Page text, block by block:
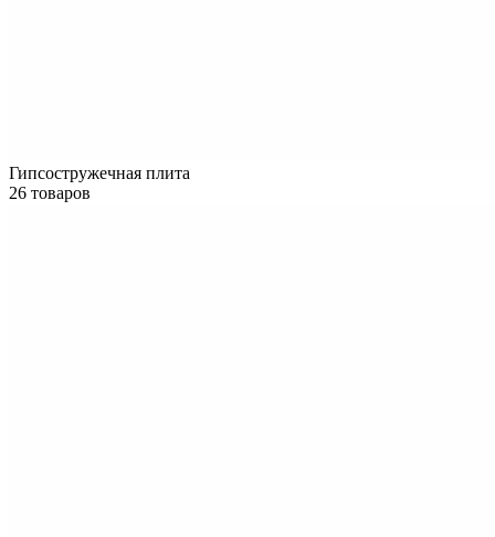
Гипсостружечная плита
26 товаров